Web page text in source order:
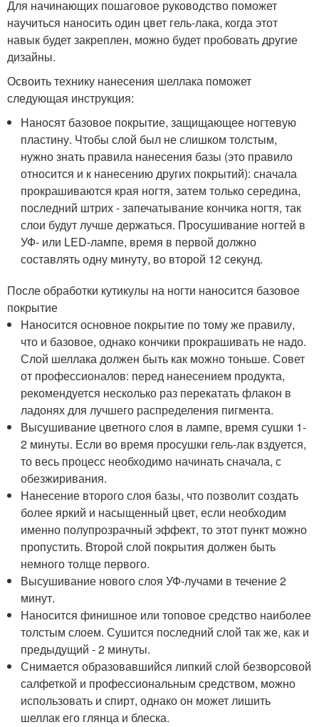
Для начинающих пошаговое руководство поможет
научиться наносить один цвет гель-лака, когда этот
навык будет закреплен, можно будет пробовать другие
дизайны.
Освоить технику нанесения шеллака поможет
следующая инструкция:
Наносят базовое покрытие, защищающее ногтевую
пластину. Чтобы слой был не слишком толстым,
нужно знать правила нанесения базы (это правило
относится и к нанесению других покрытий): сначала
прокрашиваются края ногтя, затем только середина,
последний штрих - запечатывание кончика ногтя, так
слои будут лучше держаться. Просушивание ногтей в
УФ- или LED-лампе, время в первой должно
составлять одну минуту, во второй 12 секунд.
После обработки кутикулы на ногти наносится базовое
покрытие
Наносится основное покрытие по тому же правилу,
что и базовое, однако кончики прокрашивать не надо.
Слой шеллака должен быть как можно тоньше. Совет
от профессионалов: перед нанесением продукта,
рекомендуется несколько раз перекатать флакон в
ладонях для лучшего распределения пигмента.
Высушивание цветного слоя в лампе, время сушки 1-
2 минуты. Если во время просушки гель-лак вздуется,
то весь процесс необходимо начинать сначала, с
обезжиривания.
Нанесение второго слоя базы, что позволит создать
более яркий и насыщенный цвет, если необходим
именно полупрозрачный эффект, то этот пункт можно
пропустить. Второй слой покрытия должен быть
немного толще первого.
Высушивание нового слоя УФ-лучами в течение 2
минут.
Наносится финишное или топовое средство наиболее
толстым слоем. Сушится последний слой так же, как и
предыдущий - 2 минуты.
Снимается образовавшийся липкий слой безворсовой
салфеткой и профессиональным средством, можно
использовать и спирт, однако он может лишить
шеллак его глянца и блеска.